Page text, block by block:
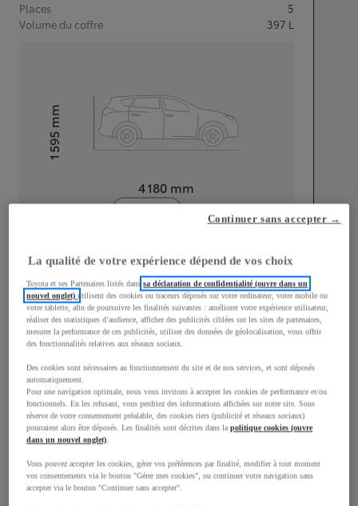
Places
5
Volume du coffre
397 L
4 180 mm
Hauteur1 595
mm
Largeur
1 765mm
Consommation mixte
Consommation mixte 4,5L/100 km
Émissions CO2
100g/km
Performances
La qualité de votre expérience dépend de vos choix
Toyota et ses Partenaires listés danssa déclaration de confidentialité (ouvre dans un
nouvel onglet)utilisent des cookies ou traceurs déposés sur votre ordinateur, votre mobile ou
votre tablette, afin de poursuivre les finalités suivantes : améliorer votre expérience utilisateur,
réaliser des statistiques d’audience, afficher des publicités ciblées sur les sites de partenaires,
mesurer la performance de ces publicités, utiliser des données de géolocalisation, vous offrir
des fonctionnalités relatives aux réseaux sociaux.
Des cookies sont nécessaires au fonctionnement du site et de nos services, et sont déposés
automatiquement.
Pour une navigation optimale, nous vous invitons à accepter les cookies de performance et/ou
fonctionnels. En les refusant, vous perdriez des informations affichées sur notre site. Sous
réserve de votre consentement préalable, des cookies tiers (publicité et réseaux sociaux)
pourraient alors être déposés. Les finalités sont décrites dans lapolitique cookies (ouvre
dans un nouvel onglet).
Vous pouvez accepter les cookies, gérer vos préférences par finalité, modifier à tout moment
vos consentements via le bouton "Gérer mes cookies", ou continuer votre navigation sans
accepter via le bouton "Continuer sans accepter".
Continuer sans accepter →